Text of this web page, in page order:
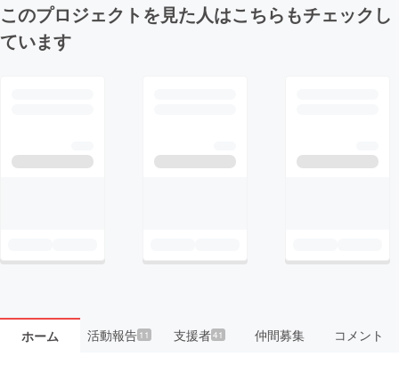
このプロジェクトを見た人はこちらもチェックし
ています
ホーム 活動報告11 支援者41 仲間募集 コメント